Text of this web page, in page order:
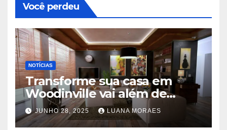
Você perdeu
NOTÍCIAS
Transforme sua casa em
Woodinville vai além de
trocar pisos
JUNHO 28, 2025 LUANA MORAES